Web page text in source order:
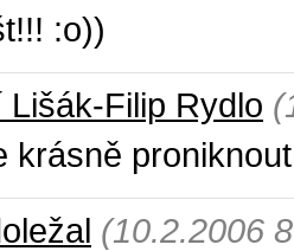
:o))
Lišák-Filip Rydlo
krásně
(10.2.2006